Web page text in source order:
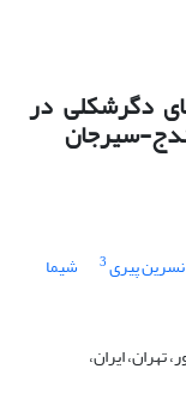
دگرشکلی در
سیرجان
نسرین پیری3 شیما
ایران،